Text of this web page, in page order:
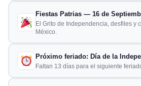
Fiestas Patrias — 16 de
El Grito de Independencia, desfiles y
México.
Próximo feriado: Día de la
Faltan 13 días para el siguiente